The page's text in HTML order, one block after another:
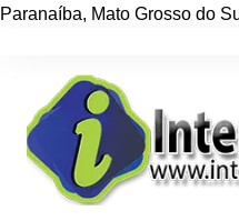
Paranaíba, Mato Grosso do
conteúdo